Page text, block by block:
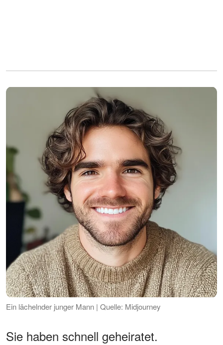
Ein lächelnder junger Mann | Quelle: Midjourney
Sie haben schnell geheiratet.